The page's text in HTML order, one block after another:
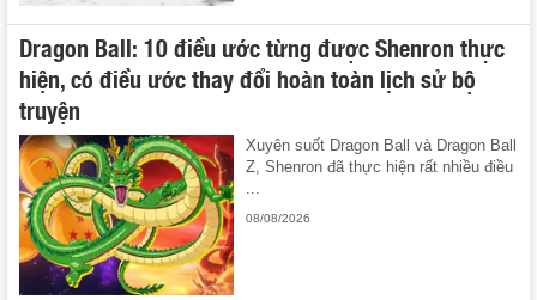
Dragon Ball: 10 điều ước từng được Shenron thực
hiện, có điều ước thay đổi hoàn toàn lịch sử bộ
truyện
Xuyên suốt Dragon Ball và Dragon Ball
Z, Shenron đã thực hiện rất nhiều điều
...
08/08/2026